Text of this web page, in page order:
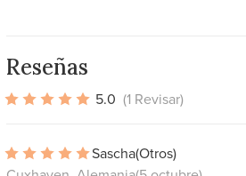
Reseñas
5.0 (1 Revisar)
Sascha(Otros)